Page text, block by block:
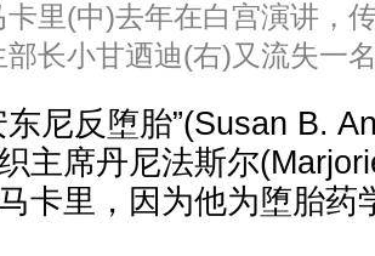
里(中)去年在白宫演讲，
长小甘迺迪(右)又流失一
东尼反堕胎”(Susan B.
主席丹尼法斯尔
卡里，因为他为堕胎药